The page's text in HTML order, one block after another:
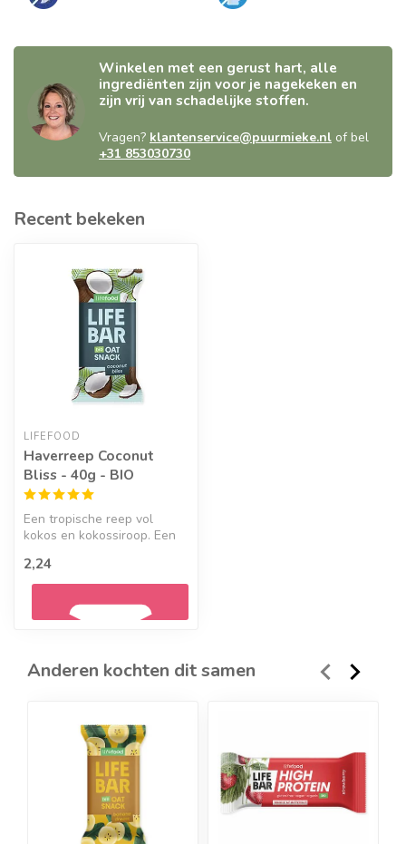
Winkelen met een gerust hart, alle
ingrediënten zijn voor je nagekeken en
zijn vrij van schadelijke stoffen.
Vragen? klantenservice@puurmieke.nl of bel
+31 853030730
Recent bekeken
LIFEFOOD
Haverreep Coconut
Bliss - 40g - BIO
Een tropische reep vol
kokos en kokossiroop. Een
onderweg, b...
2,24
Anderen kochten dit samen